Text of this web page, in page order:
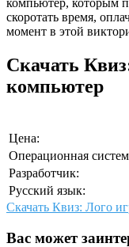
компьютер, которым
скоротать время,
момент в этой
Скачать
компьютер
Цена:
Операционная
Разработчик:
Русский язык:
Скачать Квиз: Лого
Вас может